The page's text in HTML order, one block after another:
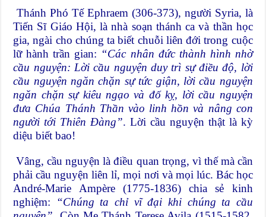
Thánh Phó Tế Ephraem (306-373), người Syria, là
Tiến Sĩ Giáo Hội, là nhà soạn thánh ca và thần học
gia, ngài cho chúng ta biết chuỗi liên đới trong cuộc
lữ hành trần gian: “Các nhân đức thành hình nhờ
cầu nguyện: Lời cầu nguyện duy trì sự điều độ, lời
cầu nguyện ngăn chặn sự tức giận, lời cầu nguyện
ngăn chặn sự kiêu ngạo và đố kỵ, lời cầu nguyện
đưa Chúa Thánh Thần vào linh hồn và nâng con
người tới Thiên Đàng”. Lời cầu nguyện thật là kỳ
diệu biết bao!
Vâng, cầu nguyện là điều quan trọng, vì thế mà cần
phải cầu nguyện liên lỉ, mọi nơi và mọi lúc. Bác học
André-Marie Ampère (1775-1836) chia sẻ kinh
nghiệm:
“Chúng ta chỉ vĩ đại khi chúng ta cầu